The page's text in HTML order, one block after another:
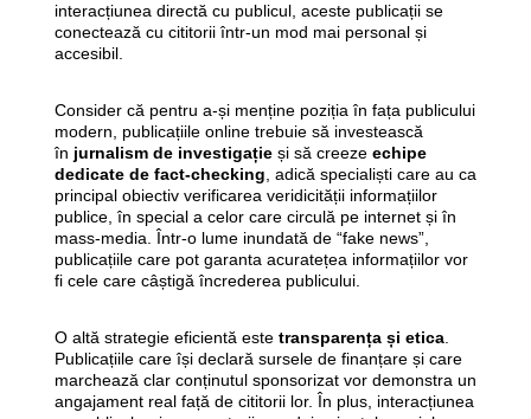
interacțiunea directă cu publicul, aceste publicații se
conectează cu cititorii într-un mod mai personal și
accesibil.
Consider că pentru a-și menține poziția în fața publicului
modern, publicațiile online trebuie să investească
în jurnalism de investigațieși să creeze echipe
dedicate de fact-checking , adică specialiști care au ca
principal obiectiv verificarea veridicității informațiilor
publice, în special a celor care circulă pe internet și în
mass-media. Într-o lume inundată de “fake news”,
publicațiile care pot garanta acuratețea informațiilor vor
fi cele care câștigă încrederea publicului.
O altă strategie eficientă este transparența și etica.
Publicațiile care își declară sursele de finanțare și care
marchează clar conținutul sponsorizat vor demonstra un
angajament real față de cititorii lor. În plus, interacțiunea